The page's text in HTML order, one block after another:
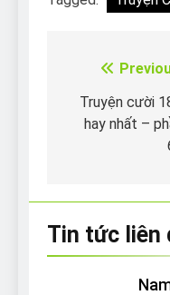
Điều
hướng
Truyện cười
hay nhất –
Tin tức liên